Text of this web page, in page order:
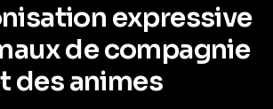
expressive
de compagnie
des animes